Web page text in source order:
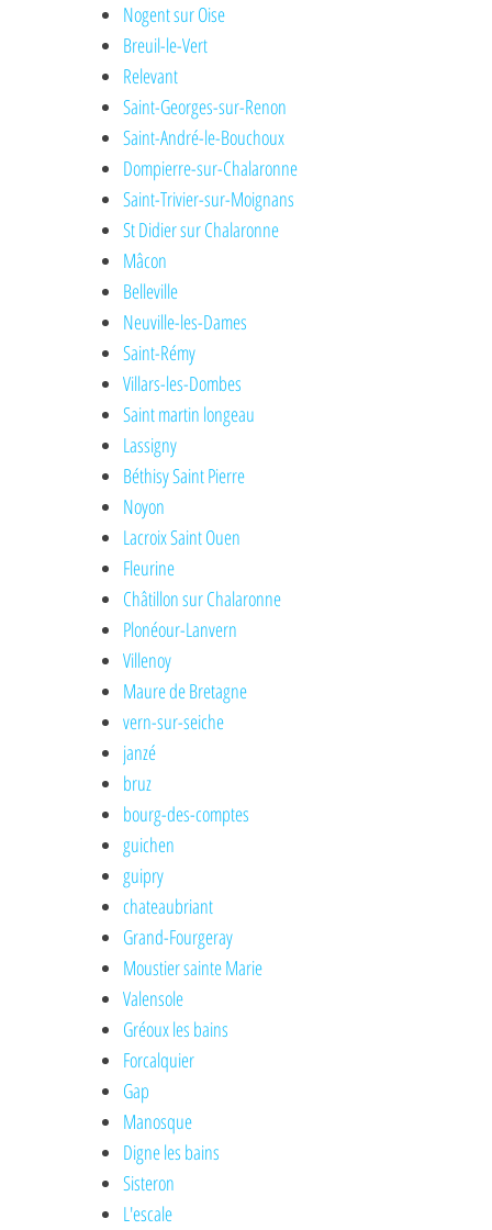
Nogent sur Oise
Breuil-le-Vert
Relevant
Saint-Georges-sur-Renon
Saint-André-le-Bouchoux
Dompierre-sur-Chalaronne
Saint-Trivier-sur-Moignans
St Didier sur Chalaronne
Mâcon
Belleville
Neuville-les-Dames
Saint-Rémy
Villars-les-Dombes
Saint martin longeau
Lassigny
Béthisy Saint Pierre
Noyon
Lacroix Saint Ouen
Fleurine
Châtillon sur Chalaronne
Plonéour-Lanvern
Villenoy
Maure de Bretagne
vern-sur-seiche
janzé
bruz
bourg-des-comptes
guichen
guipry
chateaubriant
Grand-Fourgeray
Moustier sainte Marie
Valensole
Gréoux les bains
Forcalquier
Gap
Manosque
Digne les bains
Sisteron
L'escale